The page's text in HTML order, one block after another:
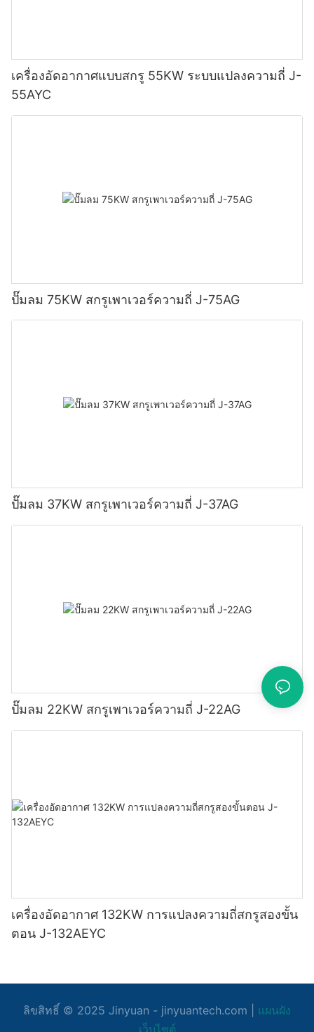
เครื่องอัดอากาศแบบสกรู 55KW ระบบแปลงความถี่ J-
55AYC
ปั๊มลม 75KW สกรูเพาเวอร์ความถี่ J-75AG
ปั๊มลม 37KW สกรูเพาเวอร์ความถี่ J-37AG
ปั๊มลม 22KW สกรูเพาเวอร์ความถี่ J-22AG
เครื่องอัดอากาศ 132KW การแปลงความถี่สกรูสองขั้น
ตอน J-132AEYC
ลิขสิทธิ์ © 2025 Jinyuan - jinyuantech.com | แผนผัง
เว็บไซต์